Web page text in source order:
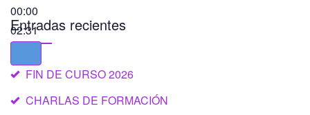
00:00
02:31
Entradas recientes
FIN DE CURSO 2026
CHARLAS DE FORMACIÓN